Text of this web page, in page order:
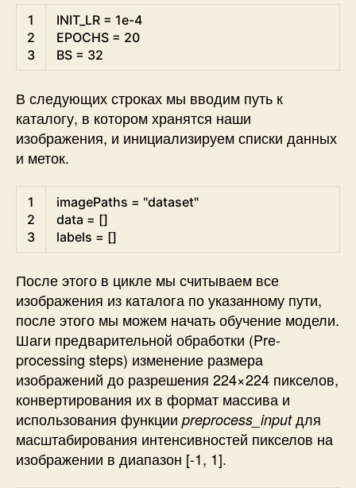
1
2
3
INIT_LR = 1e-4
EPOCHS = 20
BS = 32
В следующих строках мы вводим путь к
каталогу, в котором хранятся наши
изображения, и инициализируем списки данных
и меток.
1
2
3
imagePaths = "dataset"
data = []
labels = []
После этого в цикле мы считываем все
изображения из каталога по указанному пути,
после этого мы можем начать обучение модели.
Шаги предварительной обработки (Pre-
processing steps) изменение размера
изображений до разрешения 224×224 пикселов,
конвертирования их в формат массива и
использования функции preprocess_inputдля
масштабирования интенсивностей пикселов на
изображении в диапазон [-1, 1].